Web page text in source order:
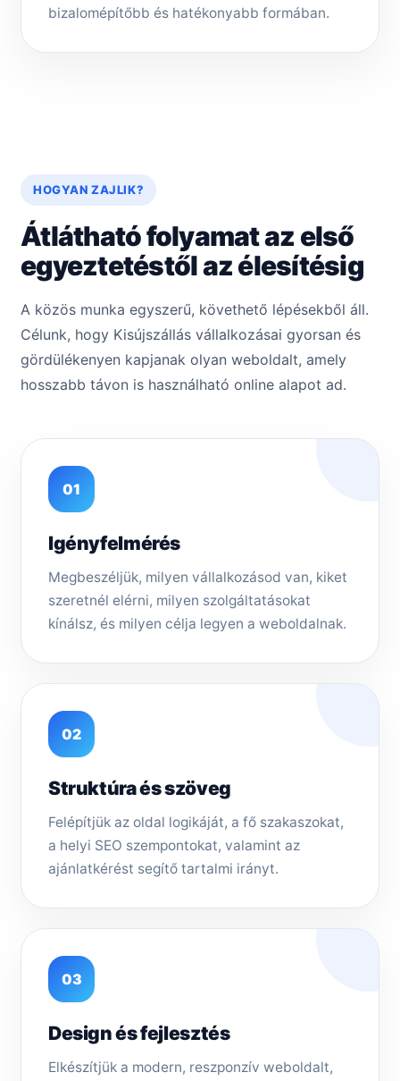
bizalomépítőbb és hatékonyabb formában.
HOGYAN ZAJLIK?
Átlátható folyamat az első
egyeztetéstől az élesítésig
A közös munka egyszerű, követhető lépésekből áll.
Célunk, hogy Kisújszállás vállalkozásai gyorsan és
gördülékenyen kapjanak olyan weboldalt, amely
hosszabb távon is használható online alapot ad.
01
Igényfelmérés
Megbeszéljük, milyen vállalkozásod van, kiket
szeretnél elérni, milyen szolgáltatásokat
kínálsz, és milyen célja legyen a weboldalnak.
02
Struktúra és szöveg
Felépítjük az oldal logikáját, a fő szakaszokat,
a helyi SEO szempontokat, valamint az
ajánlatkérést segítő tartalmi irányt.
03
Design és fejlesztés
Elkészítjük a modern, reszponzív weboldalt,